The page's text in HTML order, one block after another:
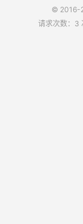
© 2016-
请求次数：3